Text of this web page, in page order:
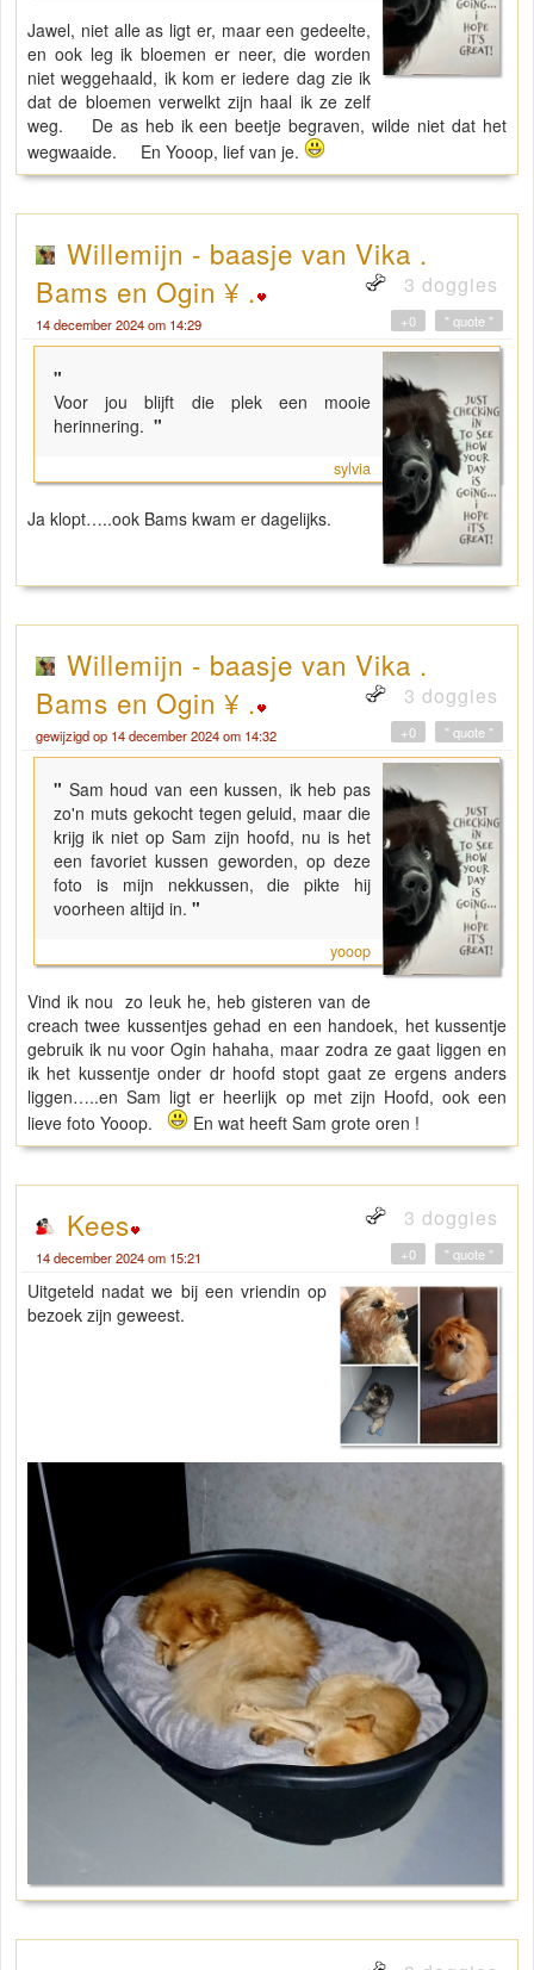
Jawel, niet alle as ligt er, maar een gedeelte,
en ook leg ik bloemen er neer, die worden
niet weggehaald, ik kom er iedere dag zie ik
dat de bloemen verwelkt zijn haal ik ze zelf
weg. De as heb ik een beetje begraven, wilde niet dat het
wegwaaide. En Yooop, lief van je.
Willemijn - baasje van Vika .
Bams en Ogin ¥ .
3 doggies
14 december 2024 om 14:29 " quote "
+0
"
Voor jou blijft die plek een mooie
herinnering. "
sylvia
Ja klopt…..ook Bams kwam er dagelijks.
Willemijn - baasje van Vika .
Bams en Ogin ¥ .
3 doggies
gewijzigd op 14 december 2024 om 14:32 " quote "
+0
" Sam houd van een kussen, ik heb pas
zo'n muts gekocht tegen geluid, maar die
krijg ik niet op Sam zijn hoofd, nu is het
een favoriet kussen geworden, op deze
foto is mijn nekkussen, die pikte hij
voorheen altijd in. "
yooop
Vind ik nou zo leuk he, heb gisteren van de
creach twee kussentjes gehad en een handoek, het kussentje
gebruik ik nu voor Ogin hahaha, maar zodra ze gaat liggen en
ik het kussentje onder dr hoofd stopt gaat ze ergens anders
liggen…..en Sam ligt er heerlijk op met zijn Hoofd, ook een
lieve foto Yooop.
En wat heeft Sam grote oren !
Kees 3 doggies
14 december 2024 om 15:21 " quote "
+0
Uitgeteld nadat we bij een vriendin op
bezoek zijn geweest.